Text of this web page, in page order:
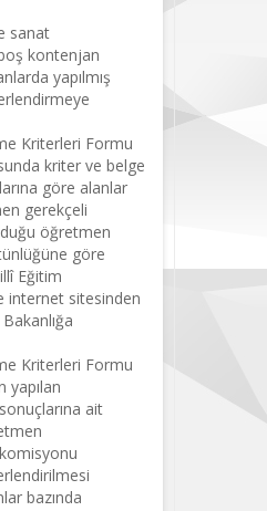
sanat
kontenjan
yapılmış
Kriterleri Formu
kriter ve belge
göre alanlar
gerekçeli
öğretmen
göre
Eğitim
internet sitesinden
Kriterleri Formu
yapılan
ait
bazında